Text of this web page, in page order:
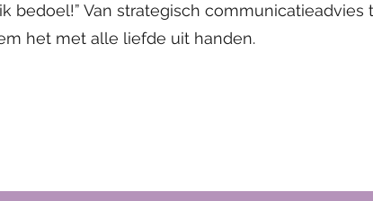
bedoel!” Van strategisch
het met alle liefde uit handen.